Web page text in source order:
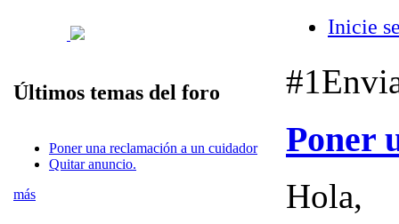
Últimos temas del foro
Poner una reclamación a un cuidador
Quitar anuncio.
más
Inicie
#1
Poner
Hola,